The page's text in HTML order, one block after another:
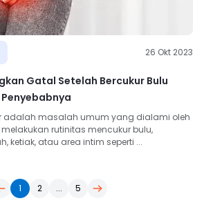
26 Okt 2023
Gatal Setelah Bercukur Bulu
adalah masalah umum yang dialami oleh
rutinitas mencukur bulu,
ketiak, atau area intim seperti ...
1 2 ... 5